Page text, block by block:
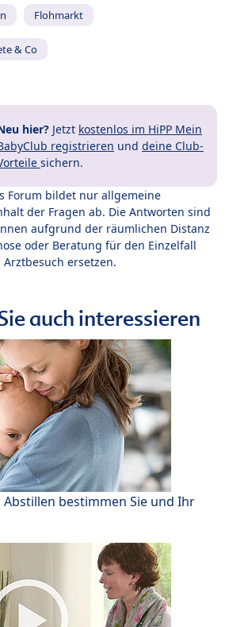
Flohmarkt
& Co
hier? Jetzt kostenlos im HiPP Mein
registrieren und deine Club-
sichern.
Forum bildet nur allgemeine
der Fragen ab. Die Antworten sind
aufgrund der räumlichen Distanz
oder Beratung für den Einzelfall
ersetzen.
auch interessieren
bestimmen Sie und Ihr